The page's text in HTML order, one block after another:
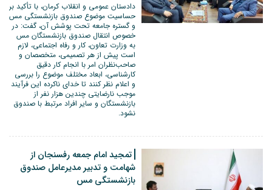
دادستان عمومی و انقلاب کرمان، با تأکید بر
حساسیت موضوع صندوق بازنشستگی مس
و گستره جامعه تحت پوشش آن، گفت: در
خصوص انتقال صندوق بازنشستگان مس
به وزارت تعاون، کار و رفاه اجتماعی، لازم
است پیش از هر تصمیمی، متخصصان و
صاحب‌نظران امر با انجام کار دقیق
کارشناسی، ابعاد مختلف موضوع را بررسی
و اعلام نظر کنند تا خدای ناکرده این فرآیند
موجب نارضایتی چندین هزار نفر از
بازنشستگان و سایر افراد مرتبط با صندوق
نشود.
تمجید امام جمعه رفسنجان از
شهامت و تدبیر مدیرعامل صندوق
بازنشستگی مس